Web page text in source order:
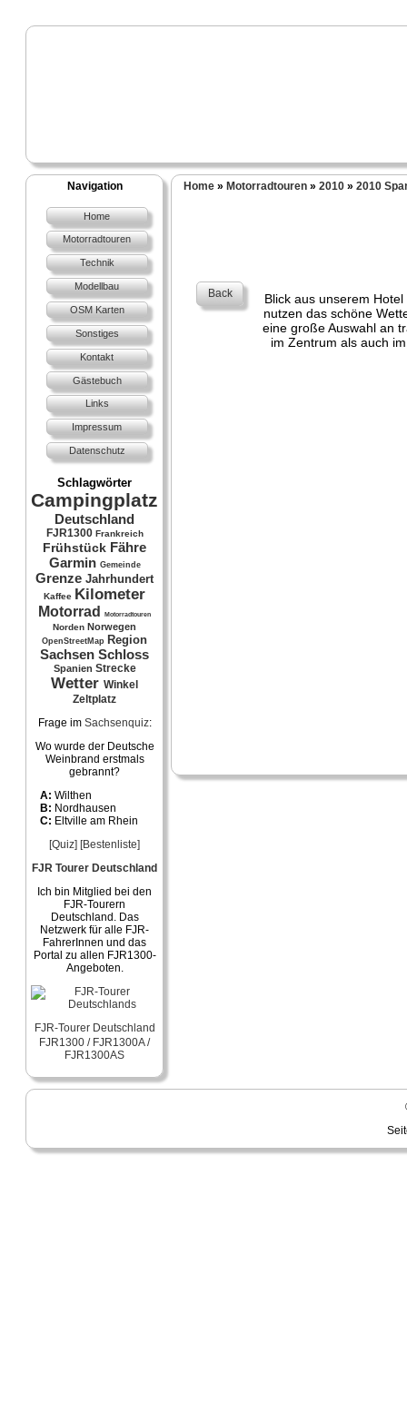
Navigation
Home
Motorradtouren
Technik
Modellbau
OSM Karten
Sonstiges
Kontakt
Gästebuch
Links
Impressum
Datenschutz
Schlagwörter
Campingplatz
Deutschland
FJR1300 Frankreich
Frühstück Fähre
Garmin Gemeinde
Grenze Jahrhundert
Kaffee Kilometer
Motorrad Motorradtouren
Norden Norwegen
OpenStreetMap Region
Sachsen Schloss
Spanien Strecke
Wetter Winkel
Zeltplatz
Frage im Sachsenquiz:
Wo wurde der Deutsche
Weinbrand erstmals
gebrannt?
A: Wilthen
B: Nordhausen
C: Eltville am Rhein
[Quiz] [Bestenliste]
FJR Tourer Deutschland
Ich bin Mitglied bei den
FJR-Tourern
Deutschland. Das
Netzwerk für alle FJR-
FahrerInnen und das
Portal zu allen FJR1300-
Angeboten.
FJR-Tourer Deutschland
FJR1300 / FJR1300A /
FJR1300AS
Home» Motorradtouren» 2010» 2010
Back
Blick aus unserem
nutzen das schöne
eine große Auswahl an
im Zentrum als auch